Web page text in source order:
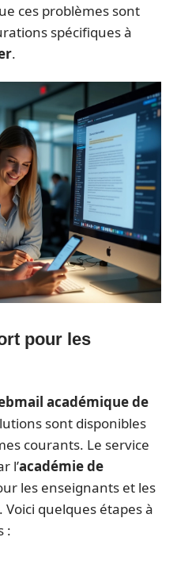
ces problèmes sont
spécifiques à
.
pour les
académique de
sont disponibles
courants. Le service
l’académie de
les enseignants et les
quelques étapes à
: